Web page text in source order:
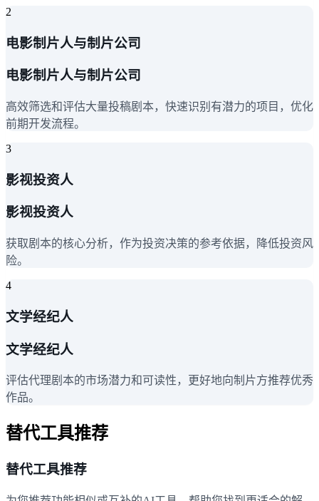
2
电影制片人与制片公司
电影制片人与制片公司
高效筛选和评估大量投稿剧本，快速识别有潜力的项目，优化
前期开发流程。
3
影视投资人
影视投资人
获取剧本的核心分析，作为投资决策的参考依据，降低投资风
险。
4
文学经纪人
文学经纪人
评估代理剧本的市场潜力和可读性，更好地向制片方推荐优秀
作品。
替代工具推荐
替代工具推荐